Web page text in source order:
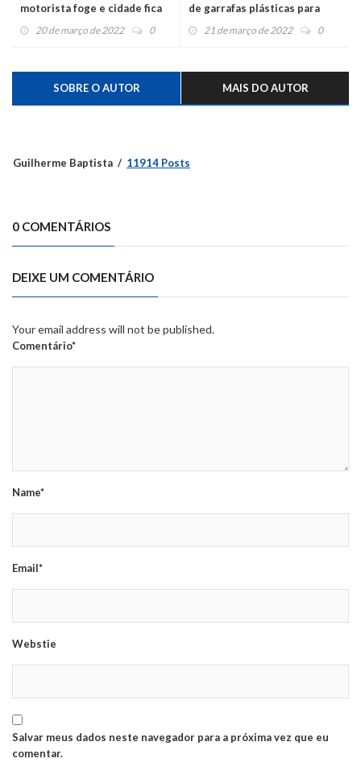
motorista foge e cidade fica
sem luz
20 de março de 2022 0
de garrafas plásticas para
remar no rio Caí
21 de março de 2022 0
SOBRE O AUTOR MAIS DO AUTOR
Guilherme Baptista 11914 Posts
0 COMENTÁRIOS
DEIXE UM COMENTÁRIO
Your email address will not be published.
Comentário*
Name*
Email*
Webstie
Salvar meus dados neste navegador para a próxima vez que eu
comentar.